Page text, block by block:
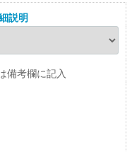
説明
考欄に記入